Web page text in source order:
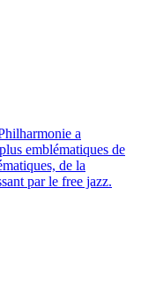
a
emblématiques de
de la
par le free jazz.